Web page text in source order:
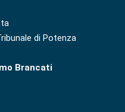
di Potenza
Brancati